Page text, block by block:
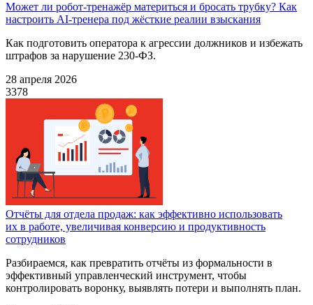
Может ли робот-тренажёр материться и бросать трубку? Как
настроить AI-тренера под жёсткие реалии взыскания
Как подготовить оператора к агрессии должников и избежать
штрафов за нарушение 230-ФЗ.
28 апреля 2026
3378
Отчёты для отдела продаж: как эффективно использовать
их в работе, увеличивая конверсию и продуктивность
сотрудников
Разбираемся, как превратить отчёты из формальности в
эффективный управленческий инструмент, чтобы
контролировать воронку, выявлять потери и выполнять план.